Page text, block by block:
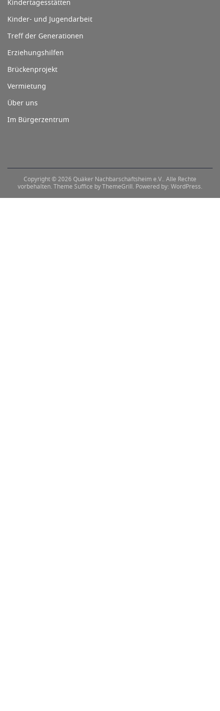
Kindertagesstätten
Kinder- und Jugendarbeit
Treff der Generationen
Erziehungshilfen
Brückenprojekt
Vermietung
Über uns
Im Bürgerzentrum
Copyright © 2026 Quäker Nachbarschaftsheim e.V.. Alle Rechte
vorbehalten. Theme Suffice by ThemeGrill. Powered by: WordPress.